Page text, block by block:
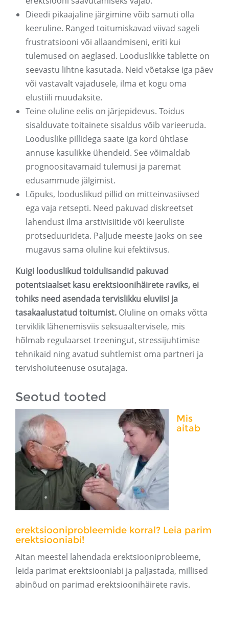
Dieedi pikaajaline järgimine võib samuti olla
keeruline. Ranged toitumiskavad viivad sageli
frustratsiooni või allaandmiseni, eriti kui
tulemused on aeglased. Looduslikke tablette on
seevastu lihtne kasutada. Neid võetakse iga päev
või vastavalt vajadusele, ilma et kogu oma
elustiili muudaksite.
Teine oluline eelis on järjepidevus. Toidus
sisalduvate toitainete sisaldus võib varieeruda.
Looduslike pillidega saate iga kord ühtlase
annuse kasulikke ühendeid. See võimaldab
prognoositavamaid tulemusi ja paremat
edusammude jälgimist.
Lõpuks, looduslikud pillid on mitteinvasiivsed
ega vaja retsepti. Need pakuvad diskreetset
lahendust ilma arstivisiitide või keeruliste
protseduurideta. Paljude meeste jaoks on see
mugavus sama oluline kui efektiivsus.
Kuigi looduslikud toidulisandid pakuvad
potentsiaalset kasu erektsioonihäirete raviks, ei
tohiks need asendada tervislikku eluviisi ja
tasakaalustatud toitumist. Oluline on omaks võtta
terviklik lähenemisviis seksuaaltervisele, mis
hõlmab regulaarset treeningut, stressijuhtimise
tehnikaid ning avatud suhtlemist oma partneri ja
tervishoiuteenuse osutajaga.
Seotud tooted
Mis
aitab
erektsiooniprobleemide korral? Leia parim
erektsiooniabi!
Aitan meestel lahendada erektsiooniprobleeme,
leida parimat erektsiooniabi ja paljastada, millised
abinõud on parimad erektsioonihäirete ravis.